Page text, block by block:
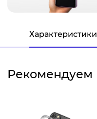
Характеристики
Рекомендуем